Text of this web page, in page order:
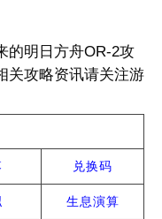
的明日方舟OR-2攻
关攻略资讯请关注游
兑换码
生息演算